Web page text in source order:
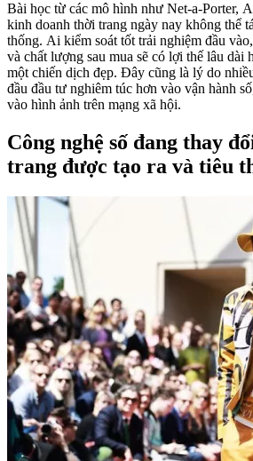
Bài học từ các mô hình như Net-a-Porter,
kinh doanh thời trang ngày nay không thể
thống. Ai kiểm soát tốt trải nghiệm đầu
và chất lượng sau mua sẽ có lợi thế lâu dài
một chiến dịch đẹp. Đây cũng là lý do
đầu đầu tư nghiêm túc hơn vào vận hành
vào hình ảnh trên mạng xã hội.
Công nghệ số đang thay
trang được tạo ra và tiêu